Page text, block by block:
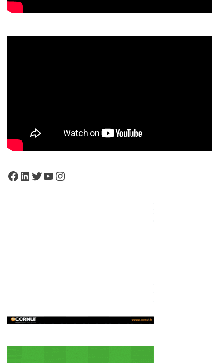
Facebook
LinkedIn
Twitter
YouTube
Instagram